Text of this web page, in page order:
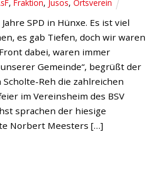
,Fraktion, Jusos,Ortsverein
SPD in Hünxe. Es ist viel
es gab Tiefen, doch wir waren
dabei, waren immer
Gemeinde“, begrüßt der
Scholte-Reh die zahlreichen
im Vereinsheim des BSV
sprachen der hiesige
Norbert Meesters […]